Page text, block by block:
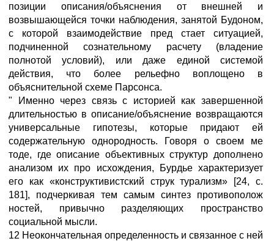
позиции описания/объяснения от внешней и
возвышающейся точки наблюдения, занятой Будоном,
с которой взаимодействие пред стает ситуацией,
подчиненной сознательному расчету (владение
полнотой условий), или даже единой системой
действия, что более рельефно воплощено в
объяснительной схеме Парсонса.
" Именно через связь с историей как завершенной
длительностью в описание/объяснение возвращаются
универсальные гипотезы, которые придают ей
содержательную однородность. Говоря о своем ме
тоде, где описание объективных структур дополнено
анализом их про исхождения, Бурдье характеризует
его как «конструктивистский струк турализм» [24, с.
181], подчеркивая тем самым синтез противополож
ностей, привычно разделяющих пространство
социальной мысли.
12 Неокончательная определенность и связанное с ней